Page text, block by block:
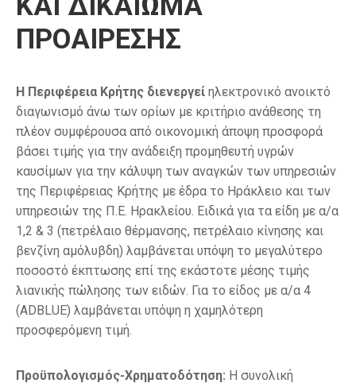
ΠΡΟΑΙΡΕΣΗΣ
H Περιφέρεια Κρήτης διενεργεί ηλεκτρονικό ανοικτό
διαγωνισμό άνω των ορίων με κριτήριο ανάθεσης τη
πλέον συμφέρουσα από οικονομική άποψη προσφορά
βάσει τιμής για την ανάδειξη προμηθευτή υγρών
καυσίμων για την κάλυψη των αναγκών των υπηρεσιών
της Περιφέρειας Κρήτης με έδρα το Ηράκλειο και των
υπηρεσιών της Π.Ε. Ηρακλείου. Ειδικά για τα είδη με α/α
1,2 & 3 (πετρέλαιο θέρμανσης, πετρέλαιο κίνησης και
βενζίνη αμόλυβδη) λαμβάνεται υπόψη το μεγαλύτερο
ποσοστό έκπτωσης επί της εκάστοτε μέσης τιμής
λιανικής πώλησης των ειδών. Για το είδος με α/α 4
(ADBLUE) λαμβάνεται υπόψη η χαμηλότερη
προσφερόμενη τιμή.
Προϋπολογισμός-Χρηματοδότηση: Η συνολική